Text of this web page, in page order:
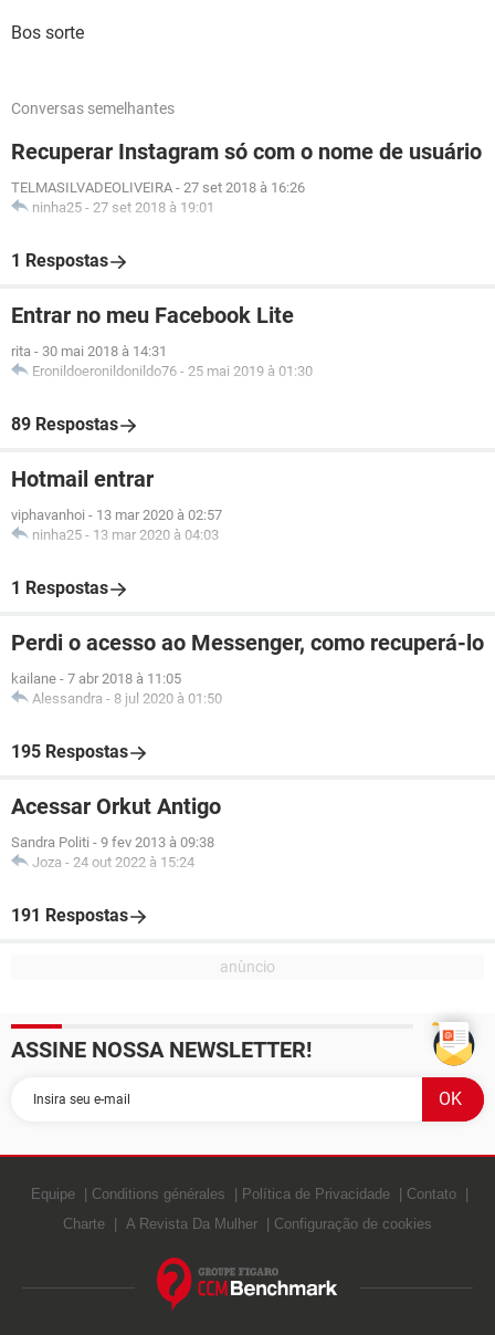
Bos sorte
Conversas semelhantes
Recuperar Instagram só com o nome de usuário
TELMASILVADEOLIVEIRA - 27 set 2018 à 16:26
ninha25 - 27 set 2018 à 19:01
1 Respostas
Entrar no meu Facebook Lite
rita - 30 mai 2018 à 14:31
Eronildoeronildonildo76 - 25 mai 2019 à 01:30
89 Respostas
Hotmail entrar
viphavanhoi - 13 mar 2020 à 02:57
ninha25 - 13 mar 2020 à 04:03
1 Respostas
Perdi o acesso ao Messenger, como recuperá-lo
kailane - 7 abr 2018 à 11:05
Alessandra - 8 jul 2020 à 01:50
195 Respostas
Acessar Orkut Antigo
Sandra Politi - 9 fev 2013 à 09:38
Joza - 24 out 2022 à 15:24
191 Respostas
ASSINE NOSSA NEWSLETTER!
Equipe Conditions générales Política de Privacidade
Contato
Charte
A Revista Da Mulher Configuração de cookies